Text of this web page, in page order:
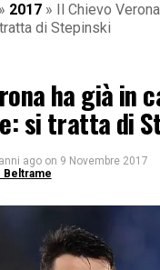
» 2017 » Il Chievo
di Stepinski
ha già in
si tratta di
ago on 9 Novembre 2017
Beltrame